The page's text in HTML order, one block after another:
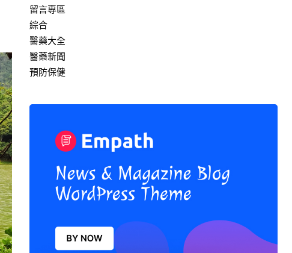
留言專區
綜合
醫藥大全
醫藥新聞
預防保健